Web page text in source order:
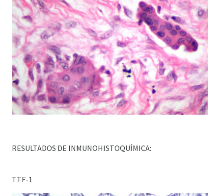
RESULTADOS DE INMUNOHISTOQUÍMICA:
TTF-1